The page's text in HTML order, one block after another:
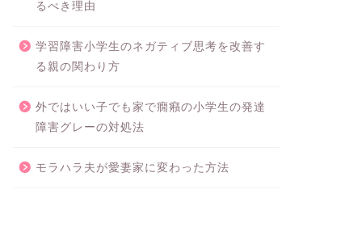
るべき理由
学習障害小学生のネガティブ思考を改善す
る親の関わり方
外ではいい子でも家で癇癪の小学生の発達
障害グレーの対処法
モラハラ夫が愛妻家に変わった方法